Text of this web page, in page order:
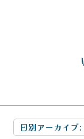
日別アーカイブ: